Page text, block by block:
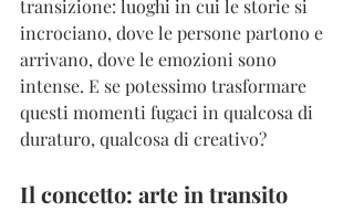
transizione: luoghi in cui le storie si
incrociano, dove le persone partono e
arrivano, dove le emozioni sono
intense. E se potessimo trasformare
questi momenti fugaci in qualcosa di
duraturo, qualcosa di creativo?
Il concetto: arte in transito